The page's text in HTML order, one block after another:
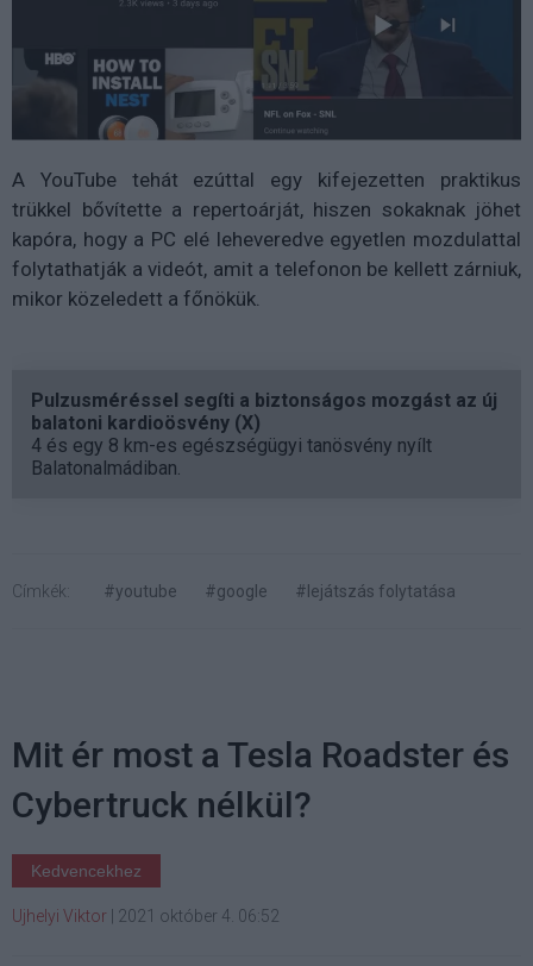
A YouTube tehát ezúttal egy kifejezetten praktikus
trükkel bővítette a repertoárját, hiszen sokaknak jöhet
kapóra, hogy a PC elé leheveredve egyetlen mozdulattal
folytathatják a videót, amit a telefonon be kellett zárniuk,
mikor közeledett a főnökük.
Pulzusméréssel segíti a biztonságos mozgást az új
balatoni kardioösvény (X)
4 és egy 8 km-es egészségügyi tanösvény nyílt
Balatonalmádiban.
Címkék: #youtube #google #lejátszás folytatása
Mit ér most a Tesla Roadster és
Cybertruck nélkül?
Kedvencekhez
Ujhelyi Viktor 2021 október 4. 06:52